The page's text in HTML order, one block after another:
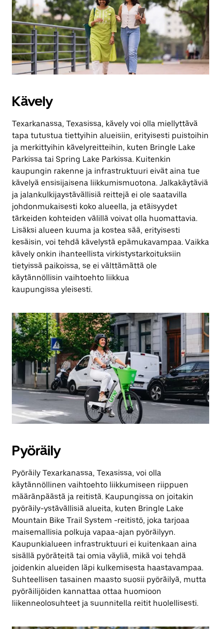
Kävely
Texarkanassa, Texasissa, kävely voi olla miellyttävä
tapa tutustua tiettyihin alueisiin, erityisesti puistoihin
ja merkittyihin kävelyreitteihin, kuten Bringle Lake
Parkissa tai Spring Lake Parkissa. Kuitenkin
kaupungin rakenne ja infrastruktuuri eivät aina tue
kävelyä ensisijaisena liikkumismuotona. Jalkakäytäviä
ja jalankulkijaystävällisiä reittejä ei ole saatavilla
johdonmukaisesti koko alueella, ja etäisyydet
tärkeiden kohteiden välillä voivat olla huomattavia.
Lisäksi alueen kuuma ja kostea sää, erityisesti
kesäisin, voi tehdä kävelystä epämukavampaa. Vaikka
kävely onkin ihanteellista virkistystarkoituksiin
tietyissä paikoissa, se ei välttämättä ole
käytännöllisin vaihtoehto liikkua
kaupungissa yleisesti.
Pyöräily
Pyöräily Texarkanassa, Texasissa, voi olla
käytännöllinen vaihtoehto liikkumiseen riippuen
määränpäästä ja reitistä. Kaupungissa on joitakin
pyöräily-ystävällisiä alueita, kuten Bringle Lake
Mountain Bike Trail System -reitistö, joka tarjoaa
maisemallisia polkuja vapaa-ajan pyöräilyyn.
Kaupunkialueen infrastruktuuri ei kuitenkaan aina
sisällä pyöräteitä tai omia väyliä, mikä voi tehdä
joidenkin alueiden läpi kulkemisesta haastavampaa.
Suhteellisen tasainen maasto suosii pyöräilyä, mutta
pyöräilijöiden kannattaa ottaa huomioon
liikenneolosuhteet ja suunnitella reitit huolellisesti.